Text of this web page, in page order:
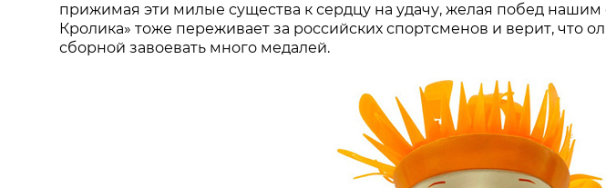
прижимая эти милые существа к сердцу на удачу, желая побед
Кролика» тоже переживает за российских спортсменов и верит, что
сборной завоевать много медалей.